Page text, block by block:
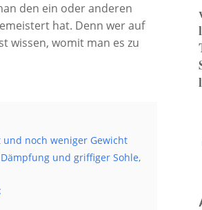
den ein oder anderen
hat. Denn wer auf
wissen, womit man es zu
und noch weniger Gewicht
und griffiger Sohle,